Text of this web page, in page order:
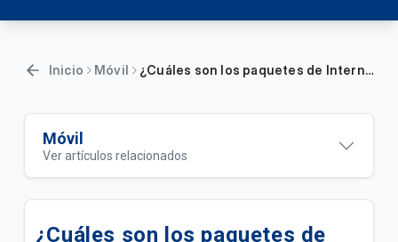
Inicio Móvil ¿Cuáles son los paquetes de Internet Móvil disponibles?
Móvil
Ver artículos relacionados
Cómo activar el Roaming en tu iPhone.
¿Cuáles son los paquetes de